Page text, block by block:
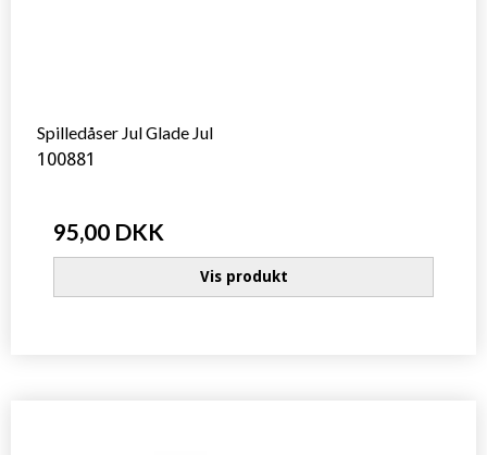
Spilledåser Jul Glade Jul
100881
95,00 DKK
Vis produkt